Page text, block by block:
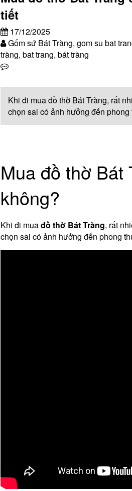
tiết
17/12/2025
Gốm sứ Bát Tràng, gom su bat
tràng, bat trang, bát tràng
Khi đi mua đồ thờ Bát Tràng, rất
chọn sai có ảnh hưởng đến
Mua đồ thờ Bát
không?
Khi đi muađồ thờ Bát Tràng, rất
chọn sai có ảnh hưởng đến phong